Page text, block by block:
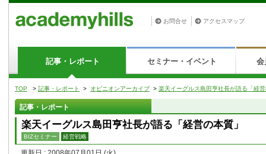
お問合せ アクセスマップ
記事・レポート セミナー・イベント 会
TOP > 記事・レポート > オピニオンアーカイブ > 楽天イーグルス島田亨社長が語る「経
記事・レポート
楽天イーグルス島田亨社長が語る「経営の本質」
BIZセミナー 経営戦略